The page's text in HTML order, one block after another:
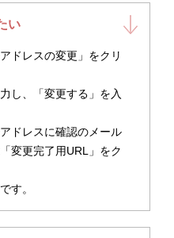
い
ドレスの変更」をクリ
し、「変更する」を入
ドレスに確認のメール
変更完了用URL」をク
す。